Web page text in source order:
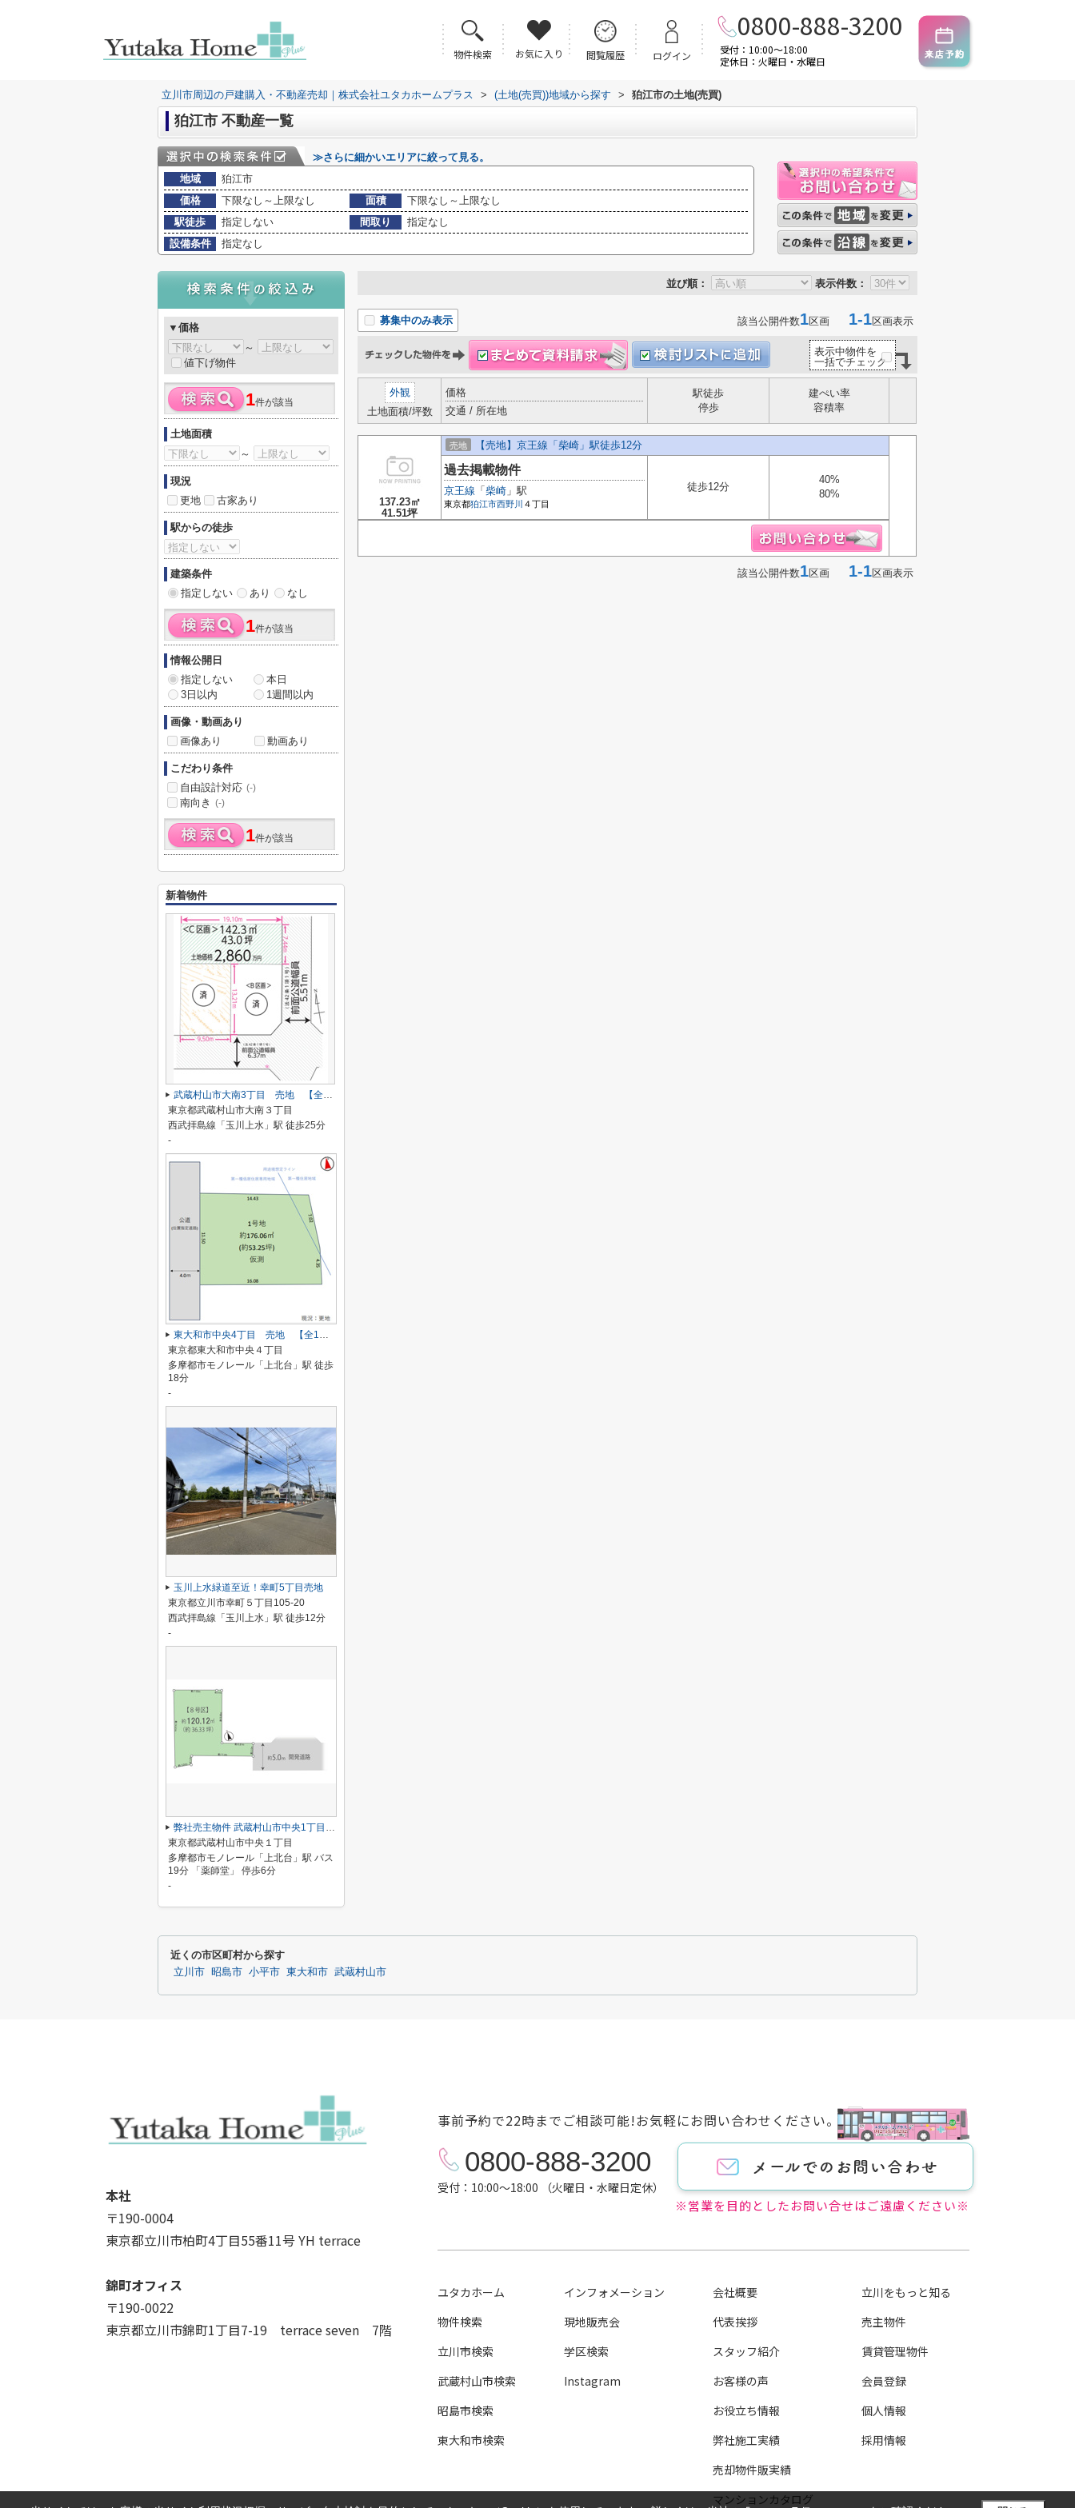
物件検索 お気に入り 閲覧履歴 ログイン
0800-888-3200
受付：10:00～18:00
定休日：火曜日・水曜日
立川市周辺の戸建購入・不動産売却｜株式会社ユタカホームプラス > (土地(売買))地域から探す > 狛江市の土地(売買)
狛江市 不動産一覧
≫さらに細かいエリアに絞って見る。
地域
狛江市
価格
下限なし～上限なし 面積
下限なし～上限なし
駅徒歩
指定しない 間取り
指定なし
設備条件
指定なし
並び順： 表示件数：
募集中のみ表示 該当公開件数1区画 1-1区画表示
表示中物件を
一括でチェック
外観
土地面積/坪数
価格
交通 / 所在地
駅徒歩
停歩
建ぺい率
容積率
137.23㎡
41.51坪
売地 【売地】京王線「柴崎」駅徒歩12分
過去掲載物件
京王線 「 柴崎 」駅
東京都狛江市西野川 ４丁目
徒歩12分
40%
80%
該当公開件数1区画 1-1区画表示
▼価格
～
値下げ物件
1件が該当
土地面積
～
現況
更地
古家あり
駅からの徒歩
建築条件
指定しない
あり なし
1件が該当
情報公開日
指定しない
本日
3日以内
1週間以内
画像・動画あり
画像あり
動画あり
こだわり条件
自由設計対応 (-)
南向き (-)
1件が該当
新着物件
武蔵村山市大南3丁目 売地 【全3区画】
東京都武蔵村山市大南３丁目
西武拝島線「玉川上水」駅 徒歩25分
-
東大和市中央4丁目 売地 【全1区画】
東京都東大和市中央４丁目
多摩都市モノレール「上北台」駅 徒歩
18分
-
玉川上水緑道至近！幸町5丁目売地
東京都立川市幸町５丁目105-20
西武拝島線「玉川上水」駅 徒歩12分
-
弊社売主物件 武蔵村山市中央1丁目 売地 8号区【全18区画】
東京都武蔵村山市中央１丁目
多摩都市モノレール「上北台」駅 バス
19分 「薬師堂」 停歩6分
-
近くの市区町村から探す
立川市 昭島市 小平市 東大和市 武蔵村山市
本社
〒190-0004
東京都立川市柏町4丁目55番11号 YH terrace
錦町オフィス
〒190-0022
東京都立川市錦町1丁目7-19 terrace seven 7階
事前予約で22時までご相談可能!お気軽にお問い合わせください。
0800-888-3200
受付：10:00～18:00 （火曜日・水曜日定休）
※営業を目的としたお問い合せはご遠慮ください※
ユタカホーム
物件検索
立川市検索
武蔵村山市検索
昭島市検索
東大和市検索
インフォメーション
現地販売会
学区検索
Instagram
会社概要
代表挨拶
スタッフ紹介
お客様の声
お役立ち情報
弊社施工実績
売却物件販実績
マンションカタログ
立川をもっと知る
売主物件
賃貸管理物件
会員登録
個人情報
採用情報